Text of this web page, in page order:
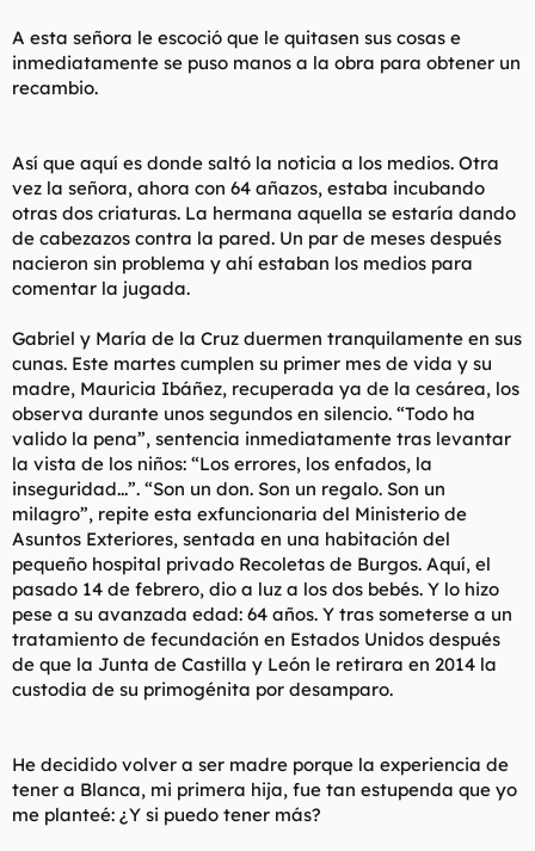
A esta señora le escoció que le quitasen sus cosas e
inmediatamente se puso manos a la obra para obtener un
recambio.
Así que aquí es donde saltó la noticia a los medios. Otra
vez la señora, ahora con 64 añazos, estaba incubando
otras dos criaturas. La hermana aquella se estaría dando
de cabezazos contra la pared. Un par de meses después
nacieron sin problema y ahí estaban los medios para
comentar la jugada.
Gabriel y María de la Cruz duermen tranquilamente en sus
cunas. Este martes cumplen su primer mes de vida y su
madre, Mauricia Ibáñez, recuperada ya de la cesárea, los
observa durante unos segundos en silencio. “Todo ha
valido la pena”, sentencia inmediatamente tras levantar
la vista de los niños: “Los errores, los enfados, la
inseguridad...”. “Son un don. Son un regalo. Son un
milagro”, repite esta exfuncionaria del Ministerio de
Asuntos Exteriores, sentada en una habitación del
pequeño hospital privado Recoletas de Burgos. Aquí, el
pasado 14 de febrero, dio a luz a los dos bebés. Y lo hizo
pese a su avanzada edad: 64 años. Y tras someterse a un
tratamiento de fecundación en Estados Unidos después
de que la Junta de Castilla y León le retirara en 2014 la
custodia de su primogénita por desamparo.
He decidido volver a ser madre porque la experiencia de
tener a Blanca, mi primera hija, fue tan estupenda que yo
me planteé: ¿Y si puedo tener más?